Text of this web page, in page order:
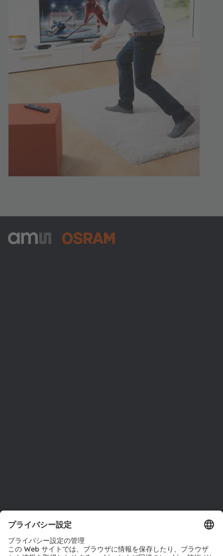
お問い合わせ
テクニカルサポート